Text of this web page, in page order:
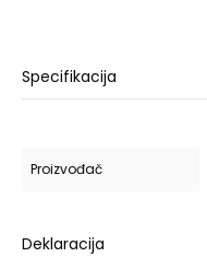
Specifikacija
Proizvođač
Deklaracija